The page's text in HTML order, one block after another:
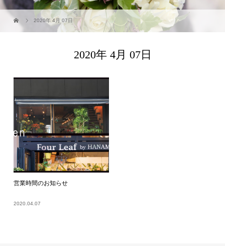
2020年 4月 07日
2020年 4月 07日
営業時間のお知らせ
2020.04.07